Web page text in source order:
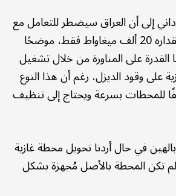
إلى أن العراق سيضطر للتعامل مع
فصل الصيف بما مقداره 20 ألف ميغاواط فقط، موضحًا
القدرة على المناورة من خلال تشغيل
على وقود الديزل، رغم أن هذا النوع
للمحطات بسرعة ويحتاج إلى تنظيف
في حال أردنا تحويل محطة غازية
تكن المحطة بالأصل مُجهزة بشكل